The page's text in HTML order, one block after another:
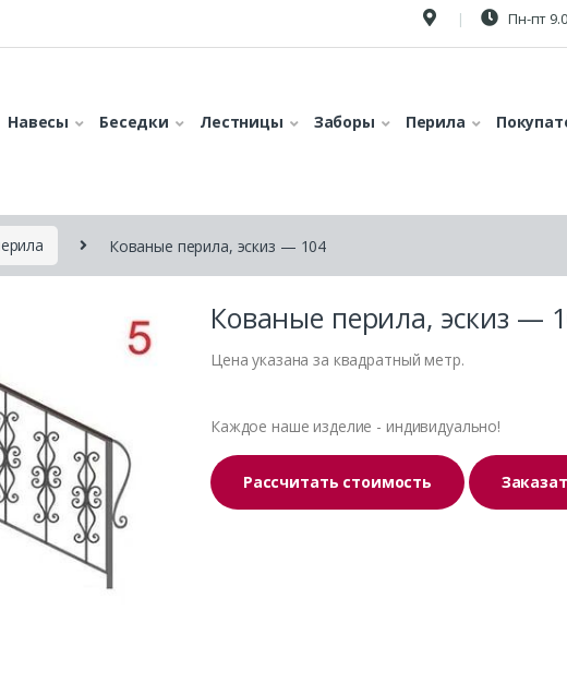
Пн-пт
Навесы Беседки Лестницы Заборы Перила
Кованые перила, эскиз — 104
Кованые перила, эскиз —
Цена указана за квадратный метр.
Каждое наше изделие - индивидуально!
Рассчитать стоимость